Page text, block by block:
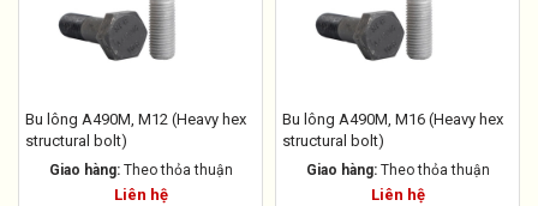
Bu lông A490M, M12 (Heavy hex
structural bolt)
Giao hàng: Theo thỏa thuận
Liên hệ
Bu lông A490M, M16 (Heavy hex
structural bolt)
Giao hàng: Theo thỏa thuận
Liên hệ